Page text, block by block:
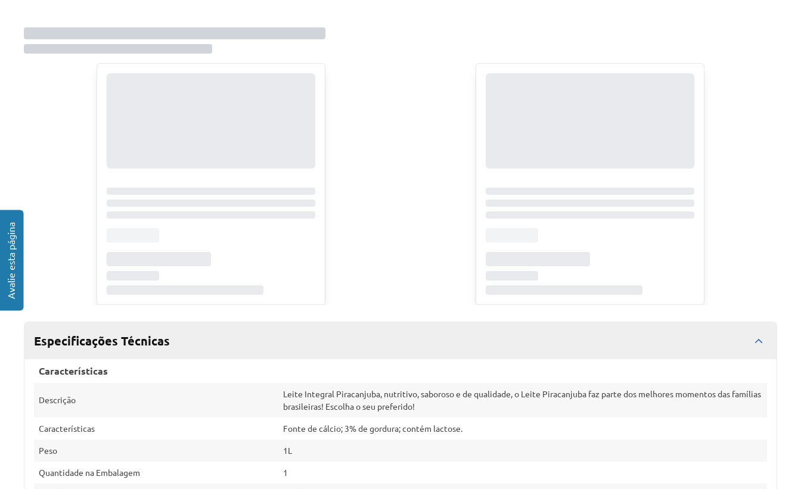
Especificações Técnicas
Características
Descrição
Leite Integral Piracanjuba, nutritivo, saboroso e de qualidade, o Leite Piracanjuba faz parte dos melhores momentos das famílias
brasileiras! Escolha o seu preferido!
Características Fonte de cálcio; 3% de gordura; contém lactose.
Peso 1L
Quantidade na Embalagem 1